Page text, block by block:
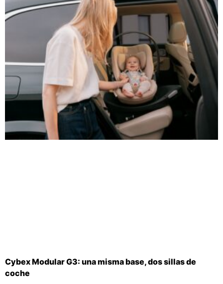
Cybex Modular G3: una misma base, dos sillas de
coche